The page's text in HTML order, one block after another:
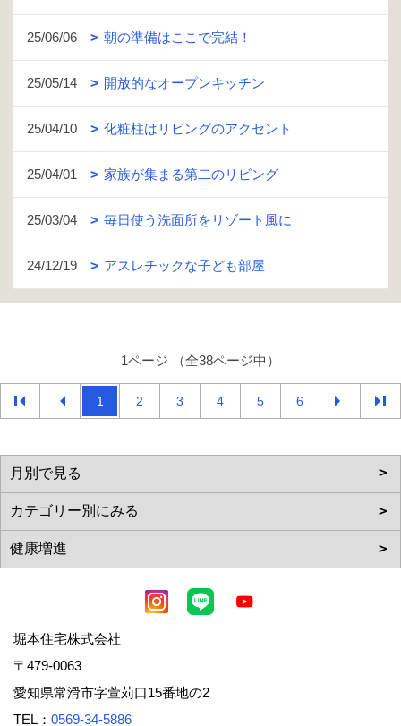
25/06/06 朝の準備はここで完結！
25/05/14 開放的なオープンキッチン
25/04/10 化粧柱はリビングのアクセント
25/04/01 家族が集まる第二のリビング
25/03/04 毎日使う洗面所をリゾート風に
24/12/19 アスレチックな子ども部屋
1ページ （全38ページ中）
1 2 3 4 5 6
堀本住宅株式会社
〒479-0063
愛知県常滑市字萱苅口15番地の2
TEL： 0569-34-5886